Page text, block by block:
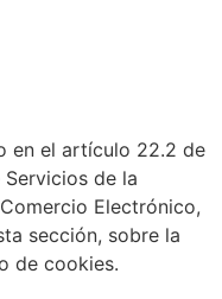
en el artículo 22.2 de
de la
Electrónico,
sección, sobre la
de cookies.